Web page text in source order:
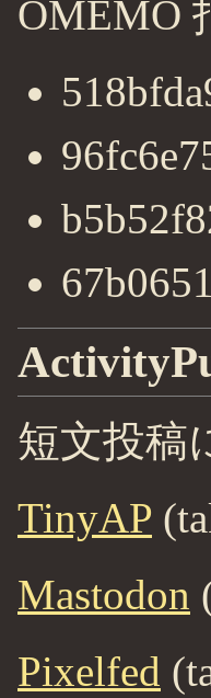
OMEMO
短文投稿
TinyAP
Mastodon
Pixelfed